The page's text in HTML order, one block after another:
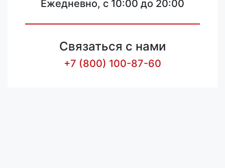
Ежедневно, с 10:00 до 20:00
Связаться с нами
+7 (800) 100-87-60